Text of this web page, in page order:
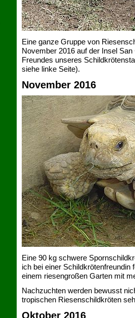
Eine ganze Gruppe von
November 2016 auf der Insel
Freundes unseres
siehe linke Seite).
November 2016
Eine 90 kg schwere
ich bei einer
einem riesengroßen Garten mit
Nachzuchten werden bewusst
tropischen Riesenschildkröten
Oktober 2016